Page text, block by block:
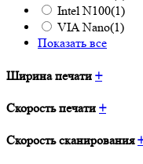
Intel N100(1)
VIA Nano(1)
Показать все
Ширина печати +
Скорость печати +
Скорость сканирования